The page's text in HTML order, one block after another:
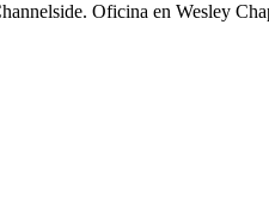
Oficina en Wesley